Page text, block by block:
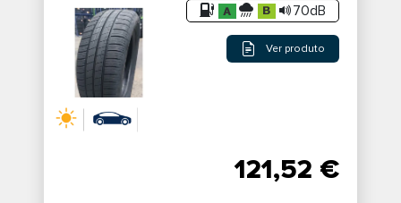
70dB
Ver produto
121,52 €